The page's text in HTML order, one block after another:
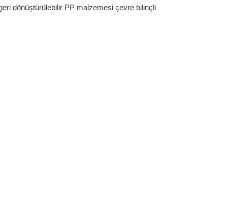
dönüştürülebilir PP malzemesi çevre bilinçli